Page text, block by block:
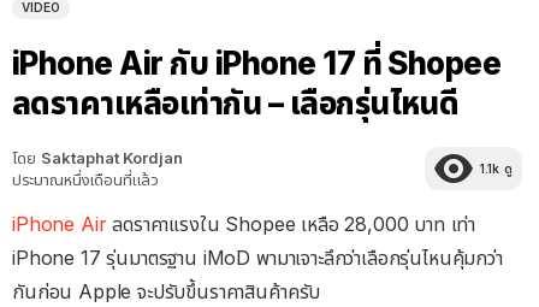
VIDEO
iPhone Air กับ iPhone 17 ที่ Shopee
ลดราคาเหลือเท่ากัน – เลือกรุ่นไหนดี
โดย Saktaphat Kordjan
ประมาณหนึ่งเดือนที่แล้ว
1.1k ดู
iPhone Airลดราคาแรงใน Shopee เหลือ 28,000 บาท เท่า
iPhone 17 รุ่นมาตรฐาน iMoD พามาเจาะลึกว่าเลือกรุ่นไหนคุ้มกว่า
กันก่อน Apple จะปรับขึ้นราคาสินค้าครับ